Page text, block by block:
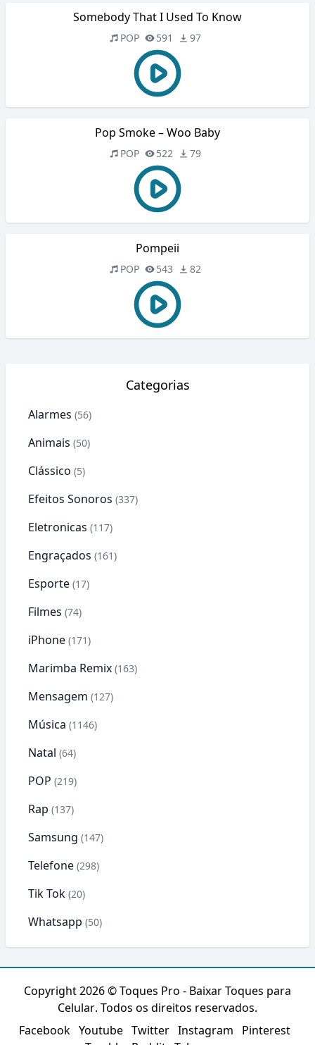
Somebody That I Used To Know
POP 591 97
Pop Smoke – Woo Baby
POP 522 79
Pompeii
POP 543 82
Categorias
Alarmes (56)
Animais (50)
Clássico (5)
Efeitos Sonoros (337)
Eletronicas (117)
Engraçados (161)
Esporte (17)
Filmes (74)
iPhone (171)
Marimba Remix (163)
Mensagem (127)
Música (1146)
Natal (64)
POP (219)
Rap (137)
Samsung (147)
Telefone (298)
Tik Tok (20)
Whatsapp (50)
Copyright 2026 ©Toques Pro - Baixar Toques para
Celular. Todos os direitos reservados.
Facebook Youtube Twitter Instagram
Pinterest